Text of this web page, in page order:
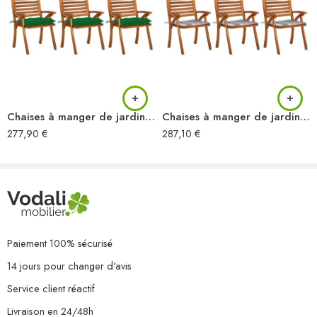
8 x chaise
8 x coussin
Chaises à manger de jardin avec coussins lot de 3 Acacia massif
277,90 €
Chaises à manger de jardin avec coussins lot de 3 Acacia massif
287,10 €
Paiement 100% sécurisé
14 jours pour changer d'avis
Service client réactif
Livraison en 24/48h